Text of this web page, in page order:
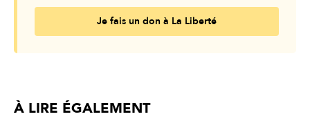
Je fais un don à La Liberté
À LIRE ÉGALEMENT